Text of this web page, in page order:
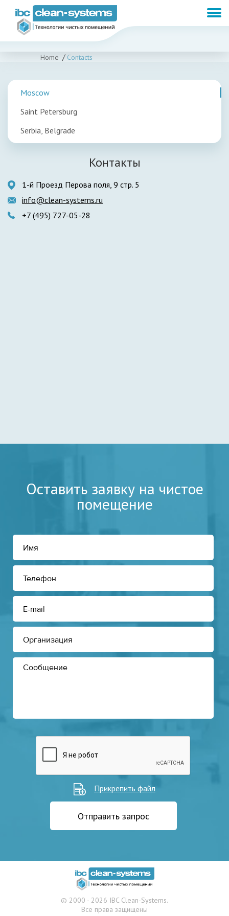
Home Contacts
Moscow
Saint Petersburg
Serbia, Belgrade
Контакты
1-й Проезд Перова поля, 9 стр. 5
info@clean-systems.ru
+7 (495) 727-05-28
Оставить заявку на чистое
помещение
Прикрепить файл
Отправить запрос
© 2000 - 2026 IBC Clean-Systems.
Все права защищены